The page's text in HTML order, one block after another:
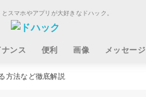
スマホやアプリが大好きなドハック。
ナンス 便利 画像 メッセージ
方法など徹底解説